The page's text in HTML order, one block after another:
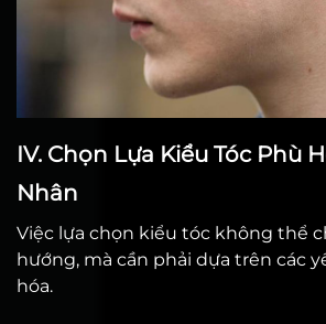
IV. Chọn Lựa Kiểu Tóc Phù
Nhân
Việc lựa chọn kiểu tóc không thể
hướng, mà cần phải dựa trên các
hóa.